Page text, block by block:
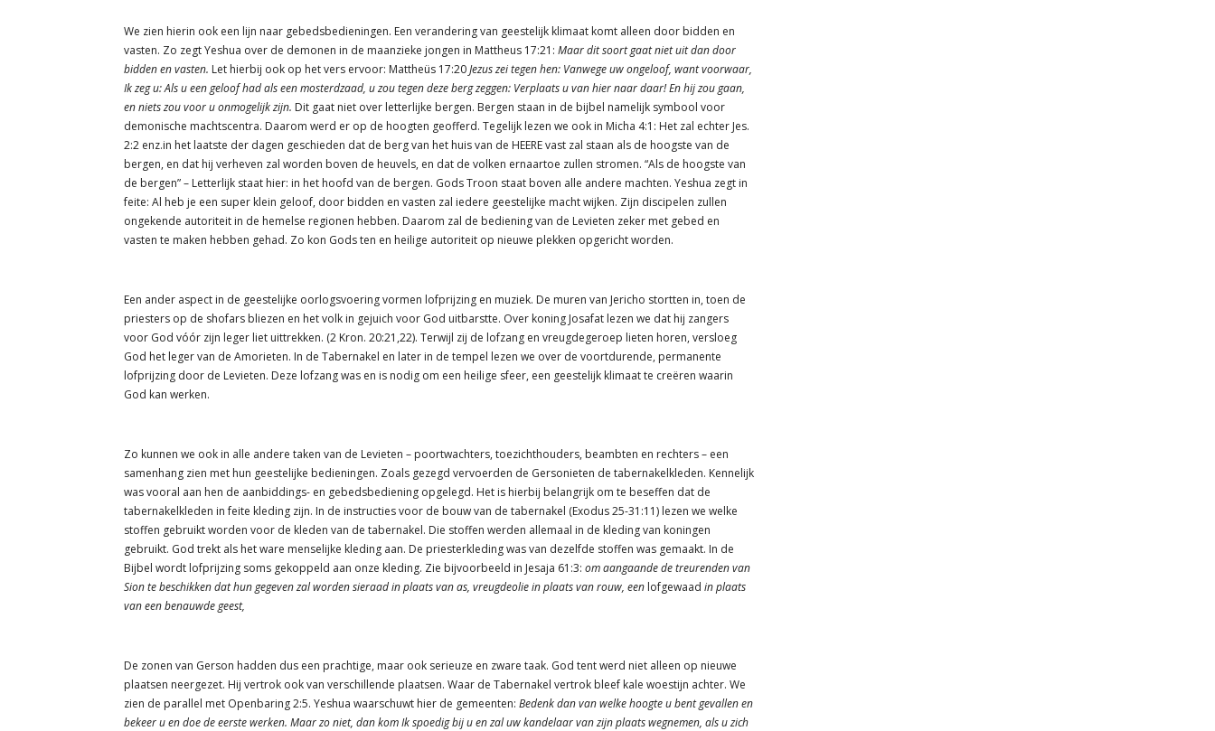
We zien hierin ook een lijn naar gebedsbedieningen. Een verandering van geestelijk klimaat komt alleen door bidden en
vasten. Zo zegt Yeshua over de demonen in de maanzieke jongen in Mattheus 17:21: Maar dit soort gaat niet uit dan door
bidden en vasten. Let hierbij ook op het vers ervoor: Mattheüs 17:20Jezus zei tegen hen: Vanwege uw ongeloof, want voorwaar,
Ik zeg u: Als u een geloof had als een mosterdzaad, u zou tegen deze berg zeggen: Verplaats u van hier naar daar! En hij zou gaan,
en niets zou voor u onmogelijk zijn. Dit gaat niet over letterlijke bergen. Bergen staan in de bijbel namelijk symbool voor
demonische machtscentra. Daarom werd er op de hoogten geofferd. Tegelijk lezen we ook in Micha 4:1: Het zal echter Jes.
2:2 enz.in het laatste der dagen geschieden dat de berg van het huis van de HEERE vast zal staan als de hoogste van de
bergen, en dat hij verheven zal worden boven de heuvels, en dat de volken ernaartoe zullen stromen. “Als de hoogste van
de bergen” – Letterlijk staat hier: in het hoofd van de bergen. Gods Troon staat boven alle andere machten. Yeshua zegt in
feite: Al heb je een super klein geloof, door bidden en vasten zal iedere geestelijke macht wijken. Zijn discipelen zullen
ongekende autoriteit in de hemelse regionen hebben. Daarom zal de bediening van de Levieten zeker met gebed en
vasten te maken hebben gehad. Zo kon Gods ten en heilige autoriteit op nieuwe plekken opgericht worden.
Een ander aspect in de geestelijke oorlogsvoering vormen lofprijzing en muziek. De muren van Jericho stortten in, toen de
priesters op de shofars bliezen en het volk in gejuich voor God uitbarstte. Over koning Josafat lezen we dat hij zangers
voor God vóór zijn leger liet uittrekken. (2 Kron. 20:21,22). Terwijl zij de lofzang en vreugdegeroep lieten horen, versloeg
God het leger van de Amorieten. In de Tabernakel en later in de tempel lezen we over de voortdurende, permanente
lofprijzing door de Levieten. Deze lofzang was en is nodig om een heilige sfeer, een geestelijk klimaat te creëren waarin
God kan werken.
Zo kunnen we ook in alle andere taken van de Levieten – poortwachters, toezichthouders, beambten en rechters – een
samenhang zien met hun geestelijke bedieningen. Zoals gezegd vervoerden de Gersonieten de tabernakelkleden. Kennelijk
was vooral aan hen de aanbiddings- en gebedsbediening opgelegd. Het is hierbij belangrijk om te beseffen dat de
tabernakelkleden in feite kleding zijn. In de instructies voor de bouw van de tabernakel (Exodus 25-31:11) lezen we welke
stoffen gebruikt worden voor de kleden van de tabernakel. Die stoffen werden allemaal in de kleding van koningen
gebruikt. God trekt als het ware menselijke kleding aan. De priesterkleding was van dezelfde stoffen was gemaakt. In de
Bijbel wordt lofprijzing soms gekoppeld aan onze kleding. Zie bijvoorbeeld in Jesaja 61:3: om aangaande de treurenden van
Sion te beschikken dat hun gegeven zal worden sieraad in plaats van as, vreugdeolie in plaats van rouw, een lofgewaad in plaats
van een benauwde geest,
De zonen van Gerson hadden dus een prachtige, maar ook serieuze en zware taak. God tent werd niet alleen op nieuwe
plaatsen neergezet. Hij vertrok ook van verschillende plaatsen. Waar de Tabernakel vertrok bleef kale woestijn achter. We
zien de parallel met Openbaring 2:5. Yeshua waarschuwt hier de gemeenten: Bedenkdan van welke hoogte u bent gevallen en
bekeer u en doe de eerste werken. Maar zo niet, dan kom Ik spoedig bij u en zal uw kandelaar van zijn plaats wegnemen, als u zich